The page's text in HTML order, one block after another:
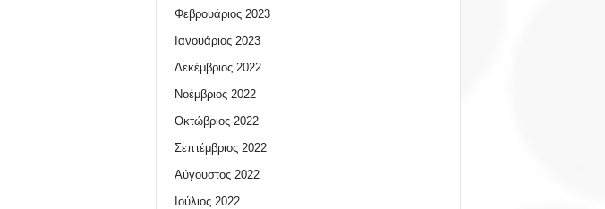
Φεβρουάριος 2023
Ιανουάριος 2023
Δεκέμβριος 2022
Νοέμβριος 2022
Οκτώβριος 2022
Σεπτέμβριος 2022
Αύγουστος 2022
Ιούλιος 2022